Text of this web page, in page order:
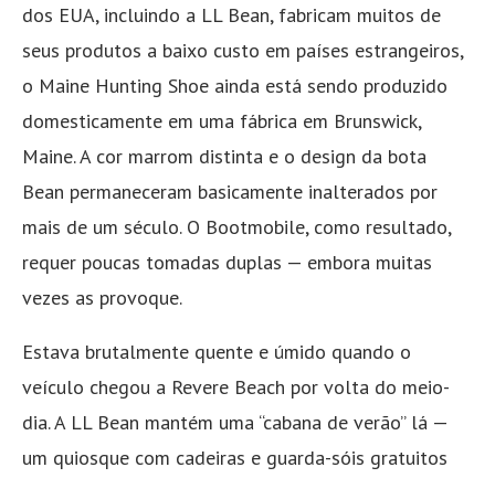
dos EUA, incluindo a LL Bean, fabricam muitos de
seus produtos a baixo custo em países estrangeiros,
o Maine Hunting Shoe ainda está sendo produzido
domesticamente em uma fábrica em Brunswick,
Maine. A cor marrom distinta e o design da bota
Bean permaneceram basicamente inalterados por
mais de um século. O Bootmobile, como resultado,
requer poucas tomadas duplas — embora muitas
vezes as provoque.
Estava brutalmente quente e úmido quando o
veículo chegou a Revere Beach por volta do meio-
dia. A LL Bean mantém uma “cabana de verão” lá —
um quiosque com cadeiras e guarda-sóis gratuitos